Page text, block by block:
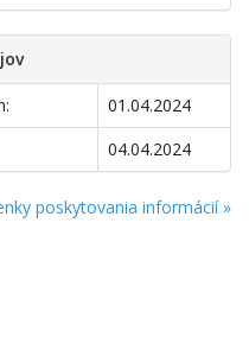
01.04.2024
04.04.2024
poskytovania informácií »